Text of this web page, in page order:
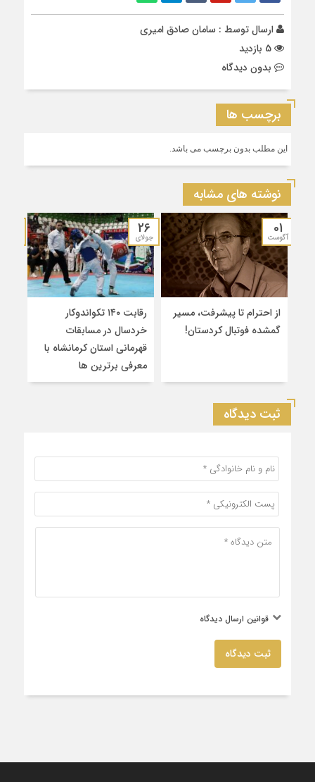
ارسال توسط : سامان صادق امیری
بدون دیدگاه
برچسب ها
این مطلب بدون برچسب می باشد.
نوشته های مشابه
01
آگوست
از احترام تا پیشرفت، مسیر
گمشده فوتبال کردستان!
26
جولای
رقابت ۱۴۰ تکواندوکار
خردسال در مسابقات
قهرمانی استان کرمانشاه با
معرفی برترین‌ ها
ثبت دیدگاه
قوانین ارسال دیدگاه
ثبت دیدگاه